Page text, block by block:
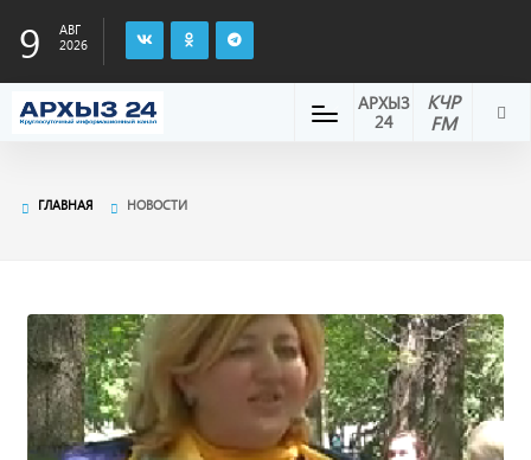
9
АВГ
2026
КЧР
FM
АРХЫЗ
24
ГЛАВНАЯ НОВОСТИ